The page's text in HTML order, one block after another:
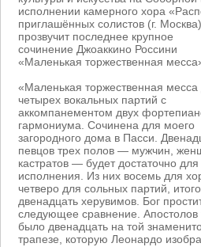
исполнении камерного хора
приглашённых солистов (г. Москва)
прозвучит последнее крупное
сочинение Джоаккино Россини
«Маленькая торжественная
«Маленькая торжественная месса
четырех вокальных партий с
аккомпанементом двух
гармониума. Сочинена для моего
загородного дома в Пасси.
певцов трех полов — мужчин,
кастратов — будет достаточно для
исполнения. Из них восемь для
четверо для сольных партий, итого
двенадцать херувимов. Бог
следующее сравнение. Апостолов
было двенадцать на той
трапезе, которую Леонардо